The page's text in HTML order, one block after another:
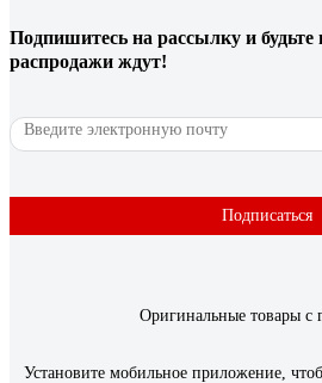
Подпишитесь на рассылку и
распродажи ждут!
Подписаться
Оригинальные товары с
Установите мобильное приложение,